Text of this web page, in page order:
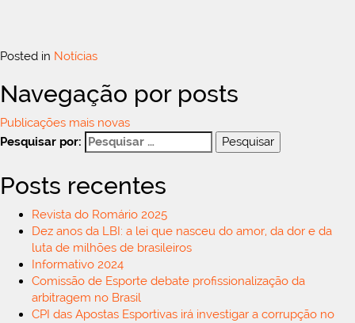
Posted in Notícias
Navegação por posts
Publicações mais novas
Pesquisar por:
Posts recentes
Revista do Romário 2025
Dez anos da LBI: a lei que nasceu do amor, da dor e da
luta de milhões de brasileiros
Informativo 2024
Comissão de Esporte debate profissionalização da
arbitragem no Brasil
CPI das Apostas Esportivas irá investigar a corrupção no